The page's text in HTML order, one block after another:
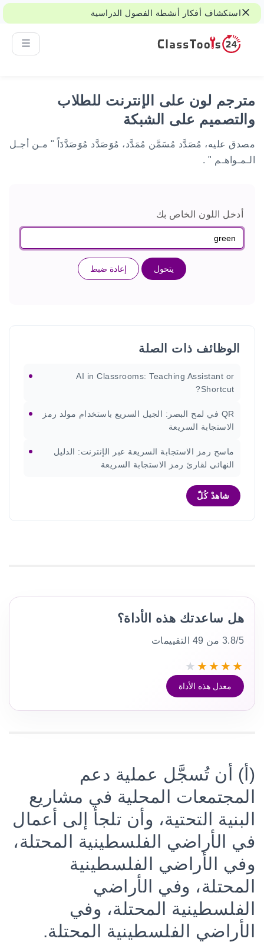
استكشاف أفكار أنشطة الفصول الدراسية
للألعاب، والعمل الجماعي، والقرارات العادلة.
مترجم لون على الإنترنت للطلاب
والتصميم على الشبكة
مصدق عليه، مُصَدَّد مُسَمَّن مُمَدَّد، مُوَصَدَّد مُوَصَدَّدَاً " مـن أجـل
الـمـواهـم " .
أدخل اللون الخاص بك
يتحول إعادة ضبط
الوظائف ذات الصلة
AI in Classrooms: Teaching Assistant or
Shortcut?
QR في لمح البصر: الجيل السريع باستخدام مولد رمز
الاستجابة السريعة
ماسح رمز الاستجابة السريعة عبر الإنترنت: الدليل
النهائي لقارئ رمز الاستجابة السريعة
شاهدْ كُلّ
هل ساعدتك هذه الأداة؟
3.8/5 من 49 التقييمات
★
★
★
★
★
معدل هذه الأداة
(أ) أن تُسجَّل عملية دعم
المجتمعات المحلية في مشاريع
البنية التحتية، وأن تلجأ إلى أعمال
في الأراضي الفلسطينية المحتلة،
وفي الأراضي الفلسطينية
المحتلة، وفي الأراضي
الفلسطينية المحتلة، وفي
الأراضي الفلسطينية المحتلة.